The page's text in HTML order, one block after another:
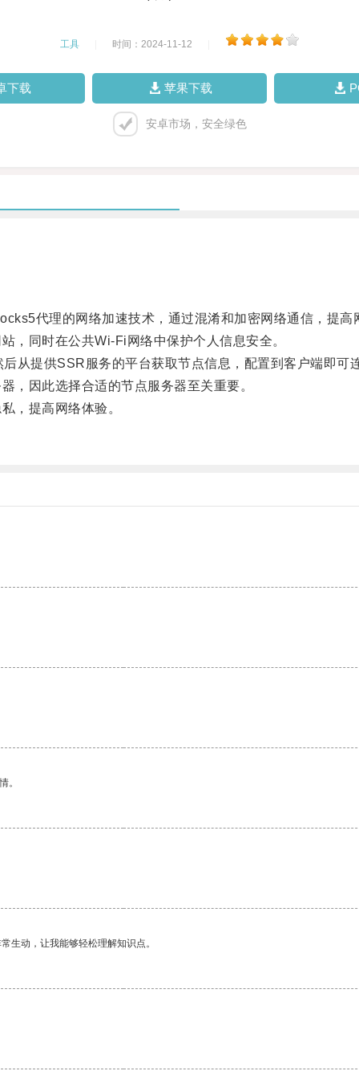
工具 时间：2024-11-12
下载 苹果下载
安卓市场，安全绿色
代理的网络加速技术，通过混淆和加密网络通信，提高
同时在公共Wi-Fi网络中保护个人信息安全。
提供SSR服务的平台获取节点信息，配置到客户端即可
因此选择合适的节点服务器至关重要。
提高网络体验。
。
生动，让我能够轻松理解知识点。